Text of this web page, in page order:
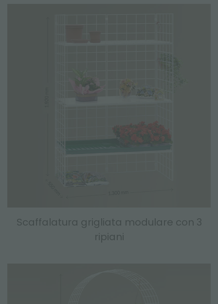
Scaffalatura grigliata modulare con 3
ripiani